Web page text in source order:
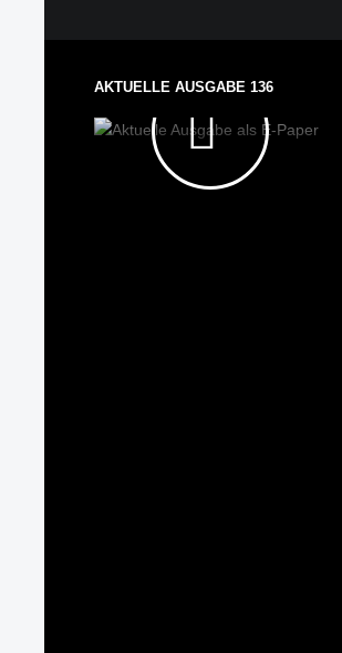
AKTUELLE AUSGABE 136
AUSGABE
PAPER